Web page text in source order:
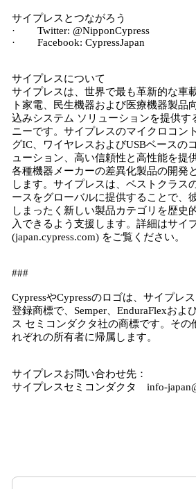
サイプレスとつながろう
· Twitter: @NipponCypress
· Facebook: CypressJapan
サイプレスについて
サイプレスは、世界で最も革新的な車
ト家電、民生機器および医療機器製品
込みシステム ソリューションを提供す
ニーです。サイプレスのマイクロコン
グIC、ワイヤレスおよびUSBベースの
ューション、高い信頼性と高性能を提
各種機器メーカーの差異化製品の開発
します。サイプレスは、ベストクラス
ースをグローバルに提供することで、
しまったく新しい製品カテゴリを歴史
入できるよう支援します。詳細はサイ
(japan.cypress.com) をご覧ください。
###
CypressやCypressのロゴは、サイプレ
登録商標で、Semper、EnduraFlexおよ
ス セミコンダクタ社の商標です。その
れぞれの所有者に帰属します。
サイプレスお問い合わせ先：
サイプレスセミコンダクタ info-